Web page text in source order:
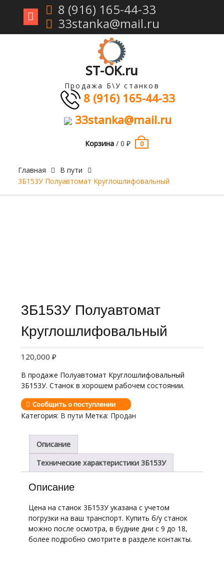
Перейти
8 (916) 165-44-33
33stanka@mail.ru
ST-OK.ru
Продажа Б\У станков
8 (916) 165-44-33
33stanka@mail.ru
Корзина/ 0 ₽ 0
Главная
В пути
3Б153У Полуавтомат Круглошлифовальный
3Б153У Полуавтомат
Круглошлифовальный
120,000 ₽
В продаже Полуавтомат Круглошлифовальный
3Б153У. Станок в хорошем рабочем состоянии.
Сообщить о поступлении
Категория: В пути Метка: Продан
Описание
Технические характеристики 3Б153У
Описание
Цена на станок 3Б153У указана с учетом
погрузки на ваш транспорт. Купить б/у станок
можно после осмотра, в будние дни с 9 до 18,
более подробно смотрите в разделе контакты.